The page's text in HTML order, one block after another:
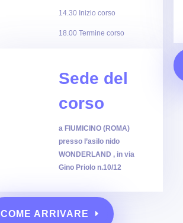
14.30 Inizio corso
18.00 Termine corso
Sede del
corso
a FIUMICINO (ROMA)
presso l’asilo nido
WONDERLAND , in via
Gino Priolo n.10/12
COME ARRIVARE